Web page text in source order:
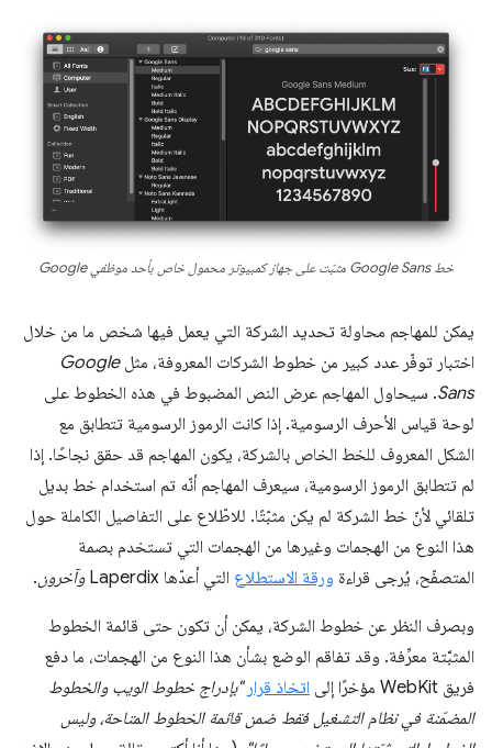
خط Google Sans مثبّت على جهاز كمبيوتر محمول خاص بأحد موظفي Google
يمكن للمهاجم محاولة تحديد الشركة التي يعمل فيها شخص ما من خلال
اختبار توفّر عدد كبير من خطوط الشركات المعروفة، مثلGoogle
Sans. سيحاول المهاجم عرض النص المضبوط في هذه الخطوط على
لوحة قياس الأحرف الرسومية. إذا كانت الرموز الرسومية تتطابق مع
الشكل المعروف للخط الخاص بالشركة، يكون المهاجم قد حقق نجاحًا. إذا
لم تتطابق الرموز الرسومية، سيعرف المهاجم أنّه تم استخدام خط بديل
تلقائي لأنّ خط الشركة لم يكن مثبّتًا. للاطّلاع على التفاصيل الكاملة حول
هذا النوع من الهجمات وغيرها من الهجمات التي تستخدم بصمة
المتصفّح، يُرجى قراءة ورقة الاستطلاع التي أعدّها Laperdix وآخرون.
وبصرف النظر عن خطوط الشركة، يمكن أن تكون حتى قائمة الخطوط
المثبَّتة معرِّفة. وقد تفاقم الوضع بشأن هذا النوع من الهجمات، ما دفع
فريق WebKit مؤخرًا إلى
اتخاذ قرار "بإدراج خطوط الويب والخطوط
المضمّنة في نظام التشغيل فقط ضمن قائمة الخطوط المتاحة، وليس